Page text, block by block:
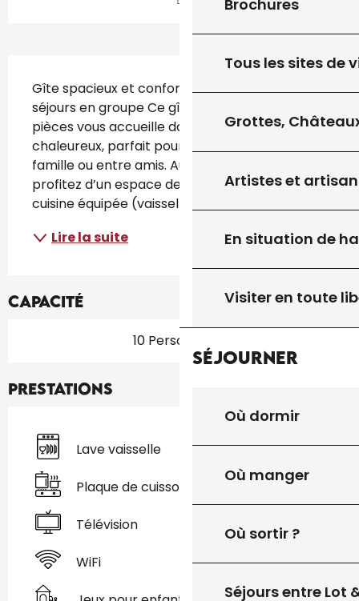
Brochures
Tous les sites de
Grottes,
Artistes et
En situation de
Visiter en toute
Séjourner
Où dormir
Où manger
Où sortir ?
Séjours entre Lot
Gîte spacieux et confortable – Idéal pour les
séjours en groupe Ce gîte indépendant de 5
pièces vous accueille dans un cadre
chaleureux, parfait pour des retrouvailles en
famille ou entre amis. Au rez-de-chaussée,
profitez d’un espace de vie convivial avec une
cuisine équipée (vaisselle,...
Lire la suite
Capacité
10 Personne(s)
Prestations
Lave vaisselle
Plaque de cuisson
Télévision
WiFi